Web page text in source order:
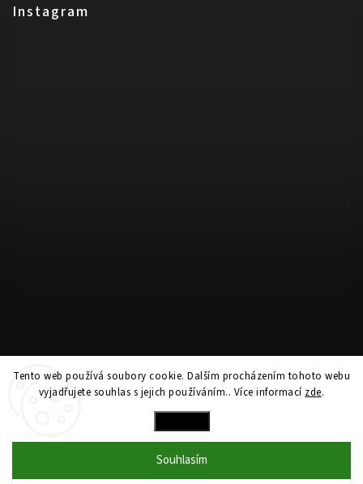
Tento web používá soubory cookie. Dalším procházením tohoto webu
vyjadřujete souhlas s jejich používáním.. Více informací zde.
Souhlasím
Instagram
Sledovat na Instagramu